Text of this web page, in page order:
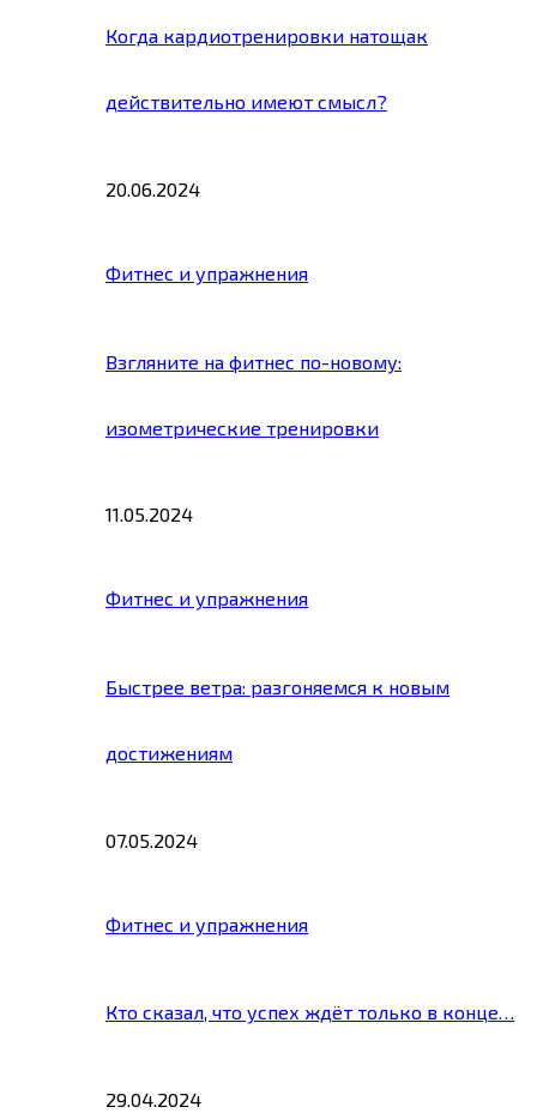
Когда кардиотренировки натощак
действительно имеют смысл?
20.06.2024
Фитнес и упражнения
Взгляните на фитнес по-новому:
изометрические тренировки
11.05.2024
Фитнес и упражнения
Быстрее ветра: разгоняемся к новым
достижениям
07.05.2024
Фитнес и упражнения
Кто сказал, что успех ждёт только в конце…
29.04.2024